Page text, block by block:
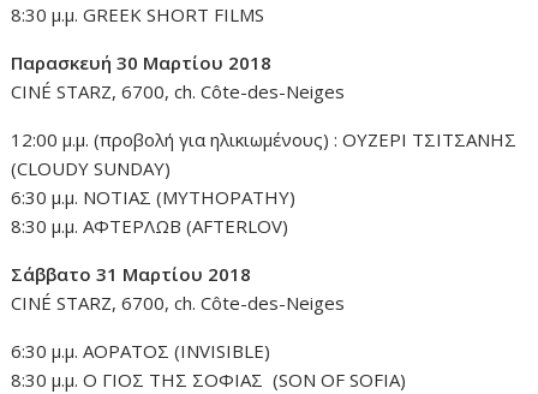
8:30 μ.μ. GREEK SHORT FILMS
Παρασκευή 30 Μαρτίου 2018
CINÉ STARZ, 6700, ch. Côte-des-Neiges
12:00 μ.μ. (προβολή για ηλικιωμένους) : ΟΥΖΕΡΙ ΤΣΙΤΣΑΝΗΣ
(CLOUDY SUNDAY)
6:30 μ.μ. ΝΟΤΙΑΣ (MYTHOPATHY)
8:30 μ.μ. AΦΤΕΡΛΩΒ (AFTERLOV)
Σάββατο 31 Μαρτίου 2018
CINÉ STARZ, 6700, ch. Côte-des-Neiges
6:30 μ.μ. ΑΟΡΑΤΟΣ (INVISIBLE)
8:30 μ.μ. Ο ΓΙΟΣ ΤΗΣ ΣΟΦΙΑΣ (SON OF SOFIA)